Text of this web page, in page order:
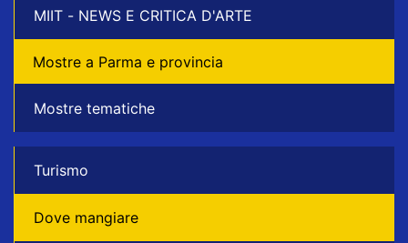
MIIT - NEWS E CRITICA D'ARTE
Mostre a Parma e provincia
Mostre tematiche
Turismo
Dove mangiare